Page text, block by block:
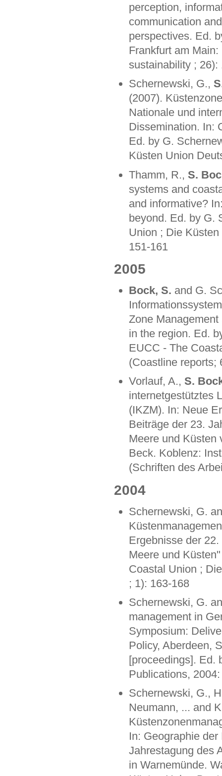
perception,
communication
perspectives. Ed.
Frankfurt am
sustainability ; 26):
Schernewski, G.,
(2007).
Nationale und
Dissemination. In:
Ed. by G.
Küsten Union
Thamm, R., S.
systems and
and informative?
beyond. Ed. by G.
Union ; Die
151-161
2005
Bock, S. and G.
Zone
in the region. Ed.
EUCC - The
(Coastline reports;
Vorlauf, A., S.
internetgestütztes
(IKZM). In: Neue
Beiträge der 23.
Meere und Küsten
Beck. Koblenz:
(Schriften des
2004
Schernewski, G.
Ergebnisse der
Meere und
Coastal Union ;
; 1): 163-168
Schernewski, G.
management in
Symposium:
Policy, Aberdeen,
[proceedings]. Ed.
Publications,
Schernewski, G.,
Neumann, ... and
In: Geographie
Jahrestagung des
in Warnemünde.